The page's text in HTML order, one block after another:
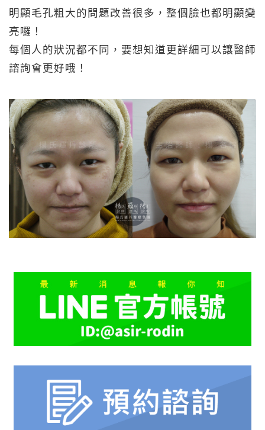
明顯毛孔粗大的問題改善很多，整個臉也都明顯變
亮囉！
每個人的狀況都不同，要想知道更詳細可以讓醫師
諮詢會更好哦！